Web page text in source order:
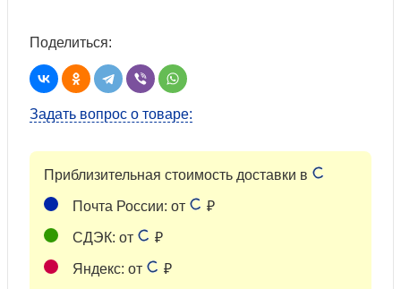
Поделиться:
Задать вопрос о товаре:
Приблизительная стоимость доставки в
Почта России: от ₽
СДЭК: от ₽
Яндекс: от
₽